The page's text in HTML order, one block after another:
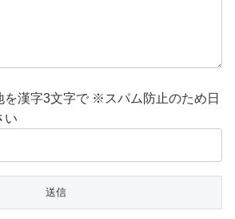
を漢字3文字で ※スパム防止のため日
い